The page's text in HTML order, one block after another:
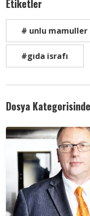
Etiketler
# unlu mamuller
#gıda israfı
Dosya